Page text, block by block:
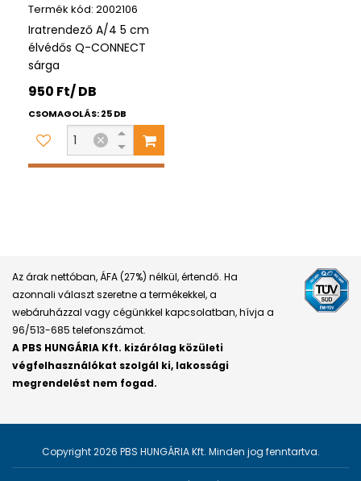
2002106
Iratrendező A/4 5 cm
élvédős Q-CONNECT
sárga
950 Ft/ DB
CSOMAGOLÁS: 25 DB
Az árak nettóban, ÁFA (27%) nélkül, értendő. Ha
azonnali választ szeretne a termékekkel, a
webáruházzal vagy cégünkkel kapcsolatban, hívja a
96/513-685 telefonszámot.
A PBS HUNGÁRIA Kft. kizárólag közületi
végfelhasználókat szolgál ki, lakossági
megrendelést nem fogad.
Copyright 2026 PBS HUNGÁRIA Kft. Minden jog fenntartva.